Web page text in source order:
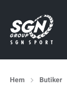
Hem Butiker